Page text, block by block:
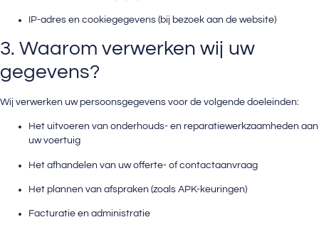
IP-adres en cookiegegevens (bij bezoek aan de website)
3. Waarom verwerken wij uw
gegevens?
Wij verwerken uw persoonsgegevens voor de volgende doeleinden:
Het uitvoeren van onderhouds- en reparatiewerkzaamheden aan
uw voertuig
Het afhandelen van uw offerte- of contactaanvraag
Het plannen van afspraken (zoals APK-keuringen)
Facturatie en administratie